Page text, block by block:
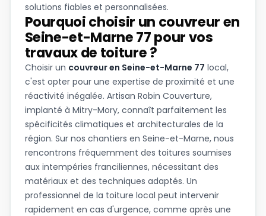
solutions fiables et personnalisées.
Pourquoi choisir un couvreur en
Seine-et-Marne 77 pour vos
travaux de toiture ?
Choisir un couvreur en Seine-et-Marne 77 local,
c'est opter pour une expertise de proximité et une
réactivité inégalée. Artisan Robin Couverture,
implanté à Mitry-Mory, connaît parfaitement les
spécificités climatiques et architecturales de la
région. Sur nos chantiers en Seine-et-Marne, nous
rencontrons fréquemment des toitures soumises
aux intempéries franciliennes, nécessitant des
matériaux et des techniques adaptés. Un
professionnel de la toiture local peut intervenir
rapidement en cas d'urgence, comme après une